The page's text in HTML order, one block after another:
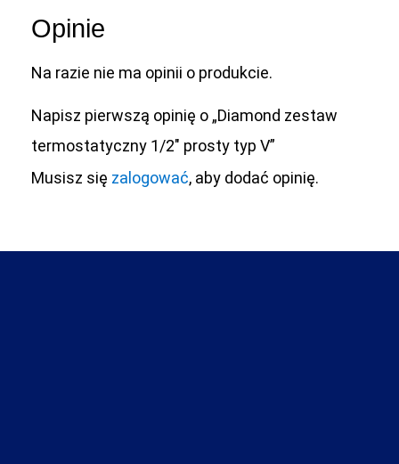
Opinie
Na razie nie ma opinii o produkcie.
Napisz pierwszą opinię o „Diamond zestaw
termostatyczny 1/2″ prosty typ V”
Musisz się zalogować, aby dodać opinię.